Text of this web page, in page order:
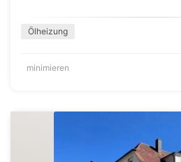
Ölheizung
minimieren